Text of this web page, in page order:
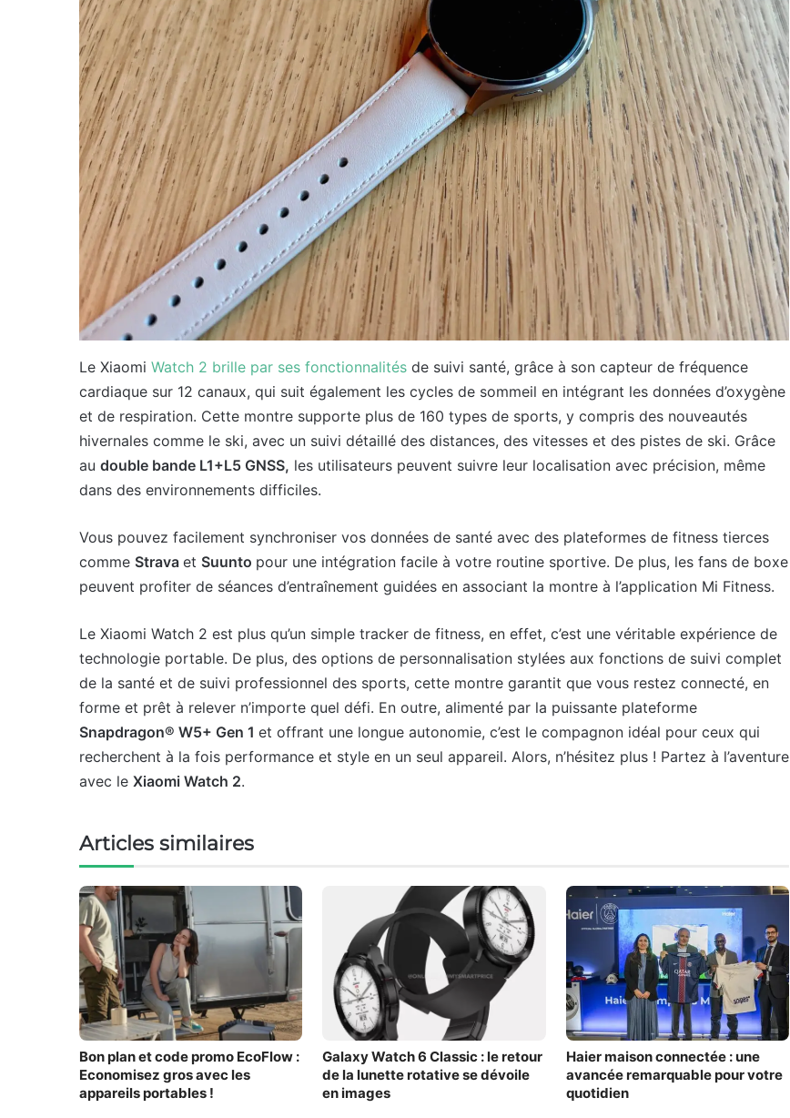
Le Xiaomi Watch 2 brille par ses fonctionnalités de suivi santé, grâce à son capteur de fréquence
cardiaque sur 12 canaux, qui suit également les cycles de sommeil en intégrant les données d’oxygène
et de respiration. Cette montre supporte plus de 160 types de sports, y compris des nouveautés
hivernales comme le ski, avec un suivi détaillé des distances, des vitesses et des pistes de ski. Grâce
au double bande L1+L5 GNSS, les utilisateurs peuvent suivre leur localisation avec précision, même
dans des environnements difficiles.
Vous pouvez facilement synchroniser vos données de santé avec des plateformes de fitness tierces
comme Strava et Suunto pour une intégration facile à votre routine sportive. De plus, les fans de boxe
peuvent profiter de séances d’entraînement guidées en associant la montre à l’application Mi Fitness.
Le Xiaomi Watch 2 est plus qu’un simple tracker de fitness, en effet, c’est une véritable expérience de
technologie portable. De plus, des options de personnalisation stylées aux fonctions de suivi complet
de la santé et de suivi professionnel des sports, cette montre garantit que vous restez connecté, en
forme et prêt à relever n’importe quel défi. En outre, alimenté par la puissante plateforme
Snapdragon® W5+ Gen 1 et offrant une longue autonomie, c’est le compagnon idéal pour ceux qui
recherchent à la fois performance et style en un seul appareil. Alors, n’hésitez plus ! Partez à l’aventure
avec le Xiaomi Watch 2.
Articles similaires
Bon plan et code promo EcoFlow :
Economisez gros avec les
appareils portables !
Galaxy Watch 6 Classic : le retour
de la lunette rotative se dévoile
en images
Haier maison connectée : une
avancée remarquable pour votre
quotidien